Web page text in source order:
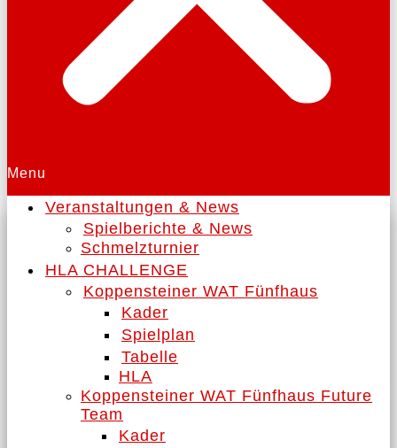
Menu
Veranstaltungen & News
Spielberichte & News
Schmelzturnier
HLA CHALLENGE
Koppensteiner WAT Fünfhaus
Kader
Spielplan
Tabelle
HLA
Koppensteiner WAT Fünfhaus Future
Team
Kader